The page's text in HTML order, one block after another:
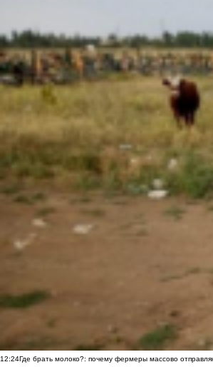
12:24Где брать молоко?: почему фермеры массово